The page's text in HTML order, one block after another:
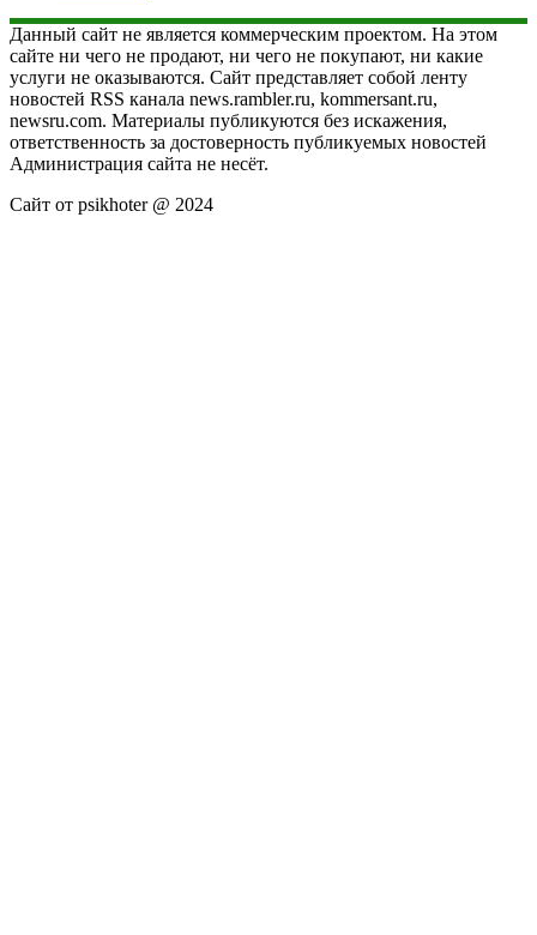
Данный сайт не является коммерческим проектом. На этом
сайте ни чего не продают, ни чего не покупают, ни какие
услуги не оказываются. Сайт представляет собой ленту
новостей RSS канала news.rambler.ru, kommersant.ru,
newsru.com. Материалы публикуются без искажения,
ответственность за достоверность публикуемых новостей
Администрация сайта не несёт.
Сайт от psikhoter @ 2024